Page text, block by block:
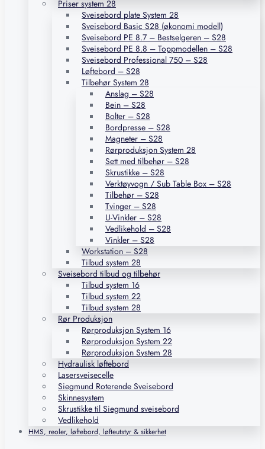
Priser system 28
Sveisebord plate System 28
Sveisebord Basic S28 (økonomi modell)
Sveisebord PE 8.7 – Bestselgeren – S28
Sveisebord PE 8.8 – Toppmodellen – S28
Sveisebord Professional 750 – S28
Løftebord – S28
Tilbehør System 28
Anslag – S28
Bein – S28
Bolter – S28
Bordpresse – S28
Magneter – S28
Rørproduksjon System 28
Sett med tilbehør – S28
Skrustikke – S28
Verktøyvogn / Sub Table Box – S28
Tilbehør – S28
Tvinger – S28
U-Vinkler – S28
Vedlikehold – S28
Vinkler – S28
Workstation – S28
Tilbud system 28
Sveisebord tilbud og tilbehør
Tilbud system 16
Tilbud system 22
Tilbud system 28
Rør Produksjon
Rørproduksjon System 16
Rørproduksjon System 22
Rørproduksjon System 28
Hydraulisk løftebord
Lasersveisecelle
Siegmund Roterende Sveisebord
Skinnesystem
Skrustikke til Siegmund sveisebord
Vedlikehold
HMS, reoler, løftebord, løfteutstyr & sikkerhet